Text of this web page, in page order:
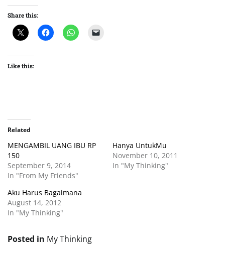
Share this:
Like this:
Related
MENGAMBIL UANG IBU RP
150
September 9, 2014
In "From My Friends"
Hanya UntukMu
November 10, 2011
In "My Thinking"
Aku Harus Bagaimana
August 14, 2012
In "My Thinking"
Posted in My Thinking